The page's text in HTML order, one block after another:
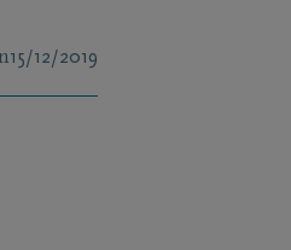
15/12/2019